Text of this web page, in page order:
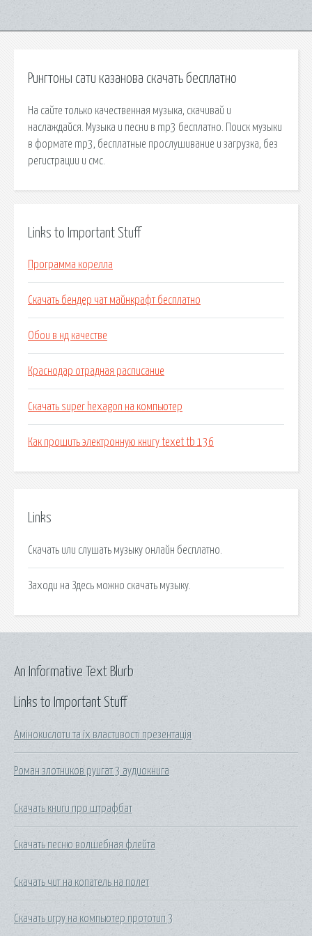
Рингтоны сати казанова скачать бесплатно
На сайте только качественная музыка, скачивай и
наслаждайся. Музыка и песни в mp3 бесплатно. Поиск музыки
в формате mp3, бесплатные прослушивание и загрузка, без
регистрации и смс.
Links to Important Stuff
Программа корелла
Скачать бендер чат майнкрафт бесплатно
Обои в нд качестве
Краснодар отрадная расписание
Скачать super hexagon на компьютер
Как прошить электронную книгу texet tb 136
Links
Скачать или слушать музыку онлайн бесплатно.
Заходи на Здесь можно cкачать музыку.
Links to Important Stuff
Амінокислоти та їх властивості презентація
Роман злотников руигат 3 аудиокнига
Скачать книги про штрафбат
Скачать песню волшебная флейта
Скачать чит на копатель на полет
Скачать игру на компьютер прототип 3
An Informative Text Blurb